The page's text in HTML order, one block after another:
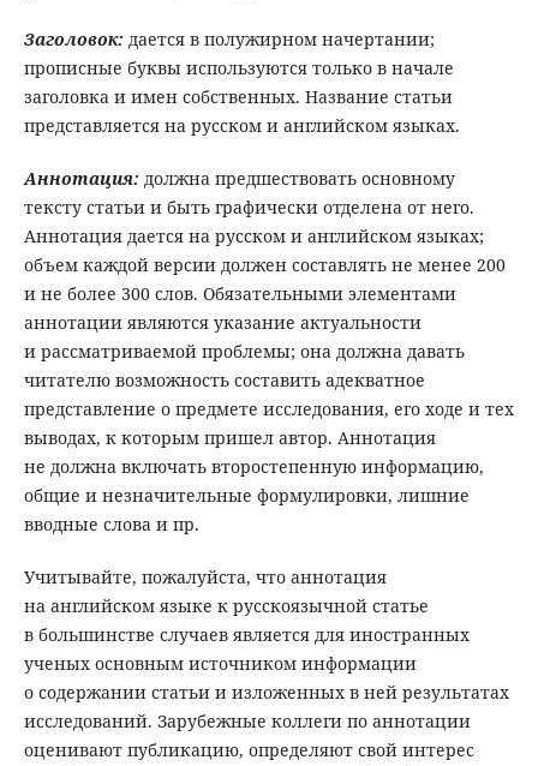
Заголовок: дается в полужирном начертании;
прописные буквы используются только в начале
заголовка и имен собственных. Название статьи
представляется на русском и английском языках.
Аннотация: должна предшествовать основному
тексту статьи и быть графически отделена от него.
Аннотация дается на русском и английском языках;
объем каждой версии должен составлять не менее 200
и не более 300 слов. Обязательными элементами
аннотации являются указание актуальности
и рассматриваемой проблемы; она должна давать
читателю возможность составить адекватное
представление о предмете исследования, его ходе и тех
выводах, к которым пришел автор. Аннотация
не должна включать второстепенную информацию,
общие и незначительные формулировки, лишние
вводные слова и пр.
Учитывайте, пожалуйста, что аннотация
на английском языке к русскоязычной статье
в большинстве случаев является для иностранных
ученых основным источником информации
о содержании статьи и изложенных в ней результатах
исследований. Зарубежные коллеги по аннотации
оценивают публикацию, определяют свой интерес